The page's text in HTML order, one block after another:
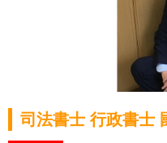
司法書士 行政書士